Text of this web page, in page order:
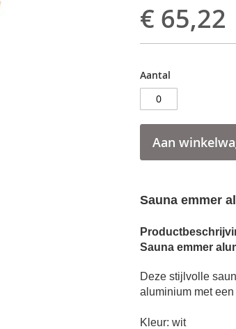
€ 65,22
Aantal
Aan
Sauna emmer
Sauna emmer
Deze stijlvolle
aluminium met
Kleur: wit